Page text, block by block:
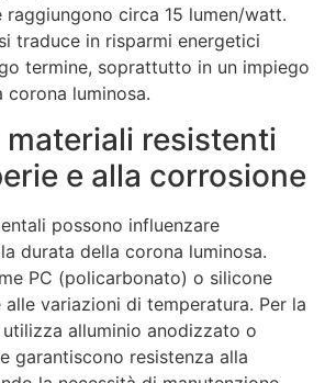
raggiungono circa 15 lumen/watt.
traduce in risparmi energetici
termine, soprattutto in un impiego
corona luminosa.
materiali resistenti
e alla corrosione
possono influenzare
durata della corona luminosa.
PC (policarbonato) o silicone
variazioni di temperatura. Per la
alluminio anodizzato o
garantiscono resistenza alla